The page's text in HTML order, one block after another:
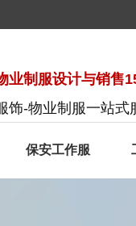
业制服设计与销售
饰-物业制服一站式
保安工作服